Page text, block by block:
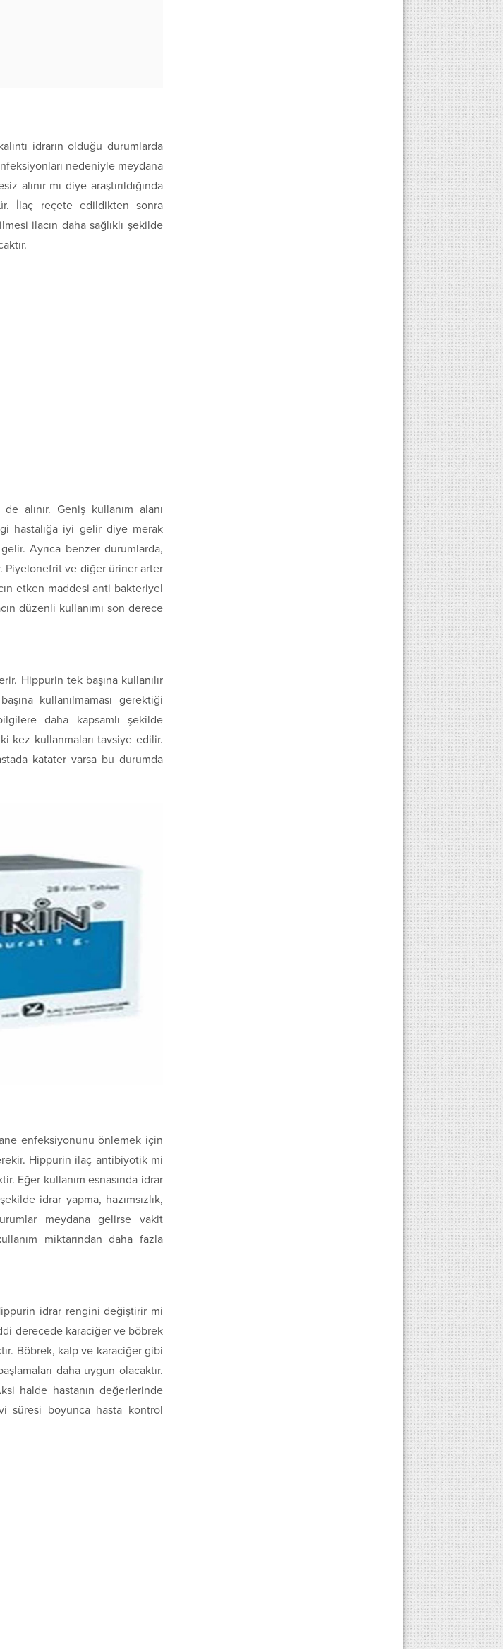
idrarın olduğu durumlarda
nedeniyle meydana
alınır mı diye araştırıldığında
İlaç reçete edildikten sonra
ilacın daha sağlıklı şekilde
alınır. Geniş kullanım alanı
hastalığa iyi gelir diye merak
Ayrıca benzer durumlarda,
Piyelonefrit ve diğer üriner arter
etken maddesi anti bakteriyel
düzenli kullanımı son derece
Hippurin tek başına kullanılır
kullanılmaması gerektiği
daha kapsamlı şekilde
kez kullanmaları tavsiye edilir.
katater varsa bu durumda
enfeksiyonunu önlemek için
Hippurin ilaç antibiyotik mi
Eğer kullanım esnasında idrar
idrar yapma, hazımsızlık,
meydana gelirse vakit
miktarından daha fazla
idrar rengini değiştirir mi
derecede karaciğer ve böbrek
Böbrek, kalp ve karaciğer gibi
daha uygun olacaktır.
halde hastanın değerlerinde
süresi boyunca hasta kontrol